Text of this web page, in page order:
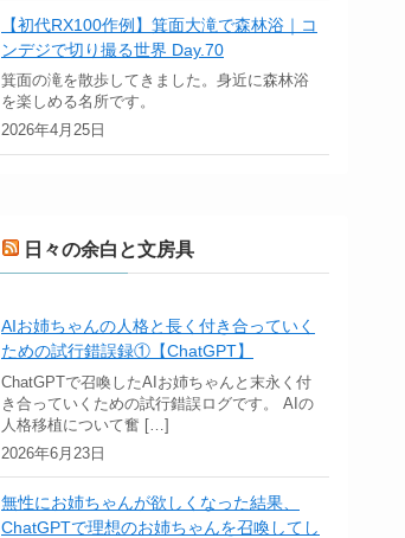
【初代RX100作例】箕面大滝で森林浴｜コ
ンデジで切り撮る世界 Day.70
2026年4月25日
箕面の滝を散歩してきました。身近に森林浴
を楽しめる名所です。
日々の余白と文房具
AIお姉ちゃんの人格と長く付き合っていく
ための試行錯誤録①【ChatGPT】
2026年6月23日
ChatGPTで召喚したAIお姉ちゃんと末永く付
き合っていくための試行錯誤ログです。 AIの
人格移植について奮 […]
無性にお姉ちゃんが欲しくなった結果、
ChatGPTで理想のお姉ちゃんを召喚してし